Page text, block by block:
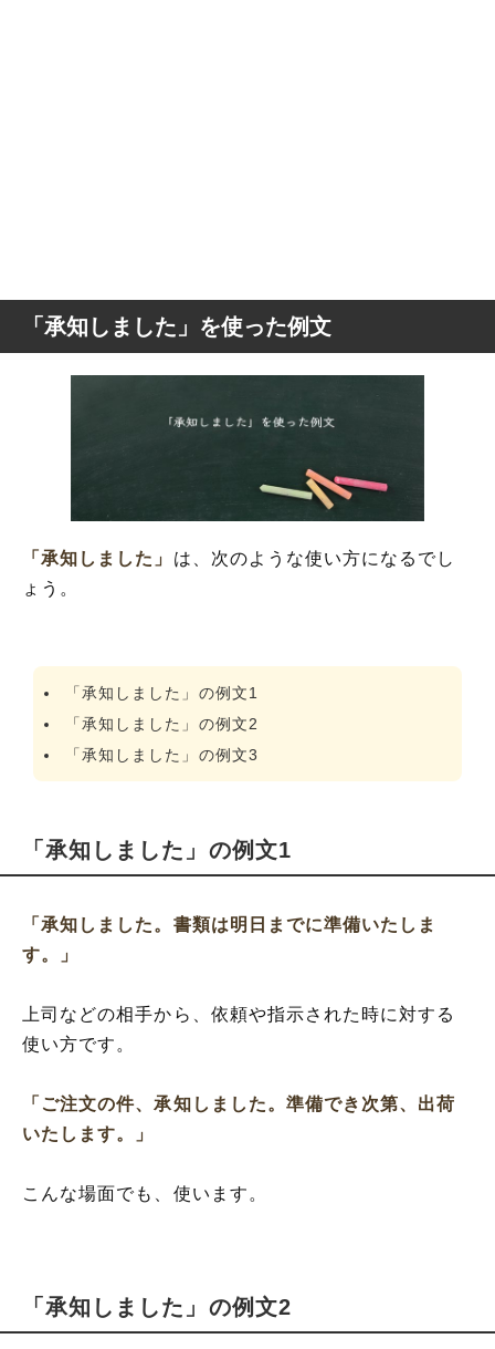
「承知しました」を使った例文
「承知しました」 は、次のような使い方になるでし
ょう。
「承知しました」の例文1
「承知しました」の例文2
「承知しました」の例文3
「承知しました」の例文1
「承知しました。書類は明日までに準備いたしま
す。」
上司などの相手から、依頼や指示された時に対する
使い方です。
「ご注文の件、承知しました。準備でき次第、出荷
いたします。」
こんな場面でも、使います。
「承知しました」の例文2